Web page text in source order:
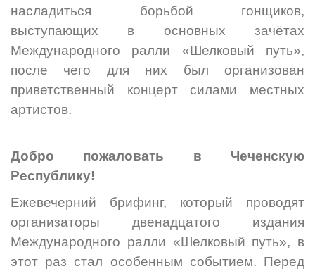
насладиться борьбой гонщиков,
выступающих в основных зачётах
Международного ралли «Шелковый путь»,
после чего для них был организован
приветственный концерт силами местных
артистов.
Добро пожаловать в Чеченскую
Республику!
Ежевечерний брифинг, который проводят
организаторы двенадцатого издания
Международного ралли «Шелковый путь», в
этот раз стал особенным событием. Перед